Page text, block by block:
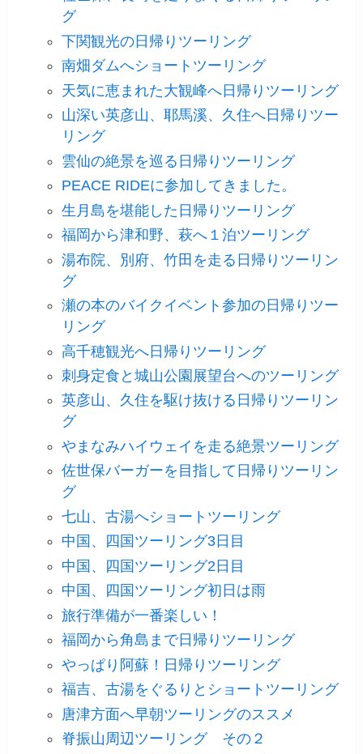
グ
下関観光の日帰りツーリング
南畑ダムへショートツーリング
天気に恵まれた大観峰へ日帰りツーリング
山深い英彦山、耶馬溪、久住へ日帰りツー
リング
雲仙の絶景を巡る日帰りツーリング
PEACE RIDEに参加してきました。
生月島を堪能した日帰りツーリング
福岡から津和野、萩へ１泊ツーリング
湯布院、別府、竹田を走る日帰りツーリン
グ
瀬の本のバイクイベント参加の日帰りツー
リング
高千穂観光へ日帰りツーリング
刺身定食と城山公園展望台へのツーリング
英彦山、久住を駆け抜ける日帰りツーリン
グ
やまなみハイウェイを走る絶景ツーリング
佐世保バーガーを目指して日帰りツーリン
グ
七山、古湯へショートツーリング
中国、四国ツーリング3日目
中国、四国ツーリング2日目
中国、四国ツーリング初日は雨
旅行準備が一番楽しい！
福岡から角島まで日帰りツーリング
やっぱり阿蘇！日帰りツーリング
福吉、古湯をぐるりとショートツーリング
唐津方面へ早朝ツーリングのススメ
脊振山周辺ツーリング その２